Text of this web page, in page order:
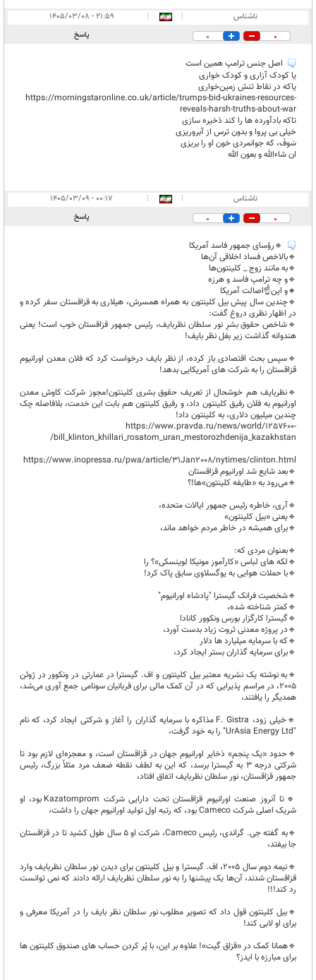
ناشناس |
|
۲۱:۵۹ - ۱۴۰۵/۰۳/۰۸
0
0 پاسخ
اصل جنس ترامپ همین است
یا کودک آزاری و کودک خواری
یاکه در نقاط تنش زمین‌خواری
https://morningstaronline.co.uk/article/trumps-bid-ukraines-resources-
reveals-harsh-truths-about-war
تاکه بادآورده ها را کند ذخیره سازی
خیلی بی پروا و بدون ترس از آبروریزی
سَوفَ، که جوانمردی خون او را بریزی
ان شاءالله و بعون الله
ناشناس |
|
۰۰:۱۷ - ۱۴۰۵/۰۳/۰۹
0
0 پاسخ
🔹️رؤسای جمهور فاسد آمریکا
🔹️بالاخص فساد اخلاقی آن‌ها
🔹️به مانند زوج _ کلینتون‌ها
🔹️و چه ترامپ فاسد و هرزه
🔸️و این☝️اصالت آمریکا
🔹️چندین سال پیش بیل کلینتون به همراه همسرش، هیلاری به قزاقستان سفر کرده و
در اظهار نظری دروغ گفت:
🔹️شاخص حقوق بشرِ نور سلطان نظربایف، رئیس جمهور قزاقستان خوب است! یعنی
هندوانه گذاشت زیر بغل نظر بایف!
🔹️سپس بحث اقتصادی باز کرده، از نظر بایف درخواست کرد که فلان معدن اورانیوم
قزاقستان را به شرکت های آمریکایی بدهد!
🔹️نظربایف هم خوشحال از تعریف حقوق بشری کلینتون!مجوز شرکت کاوش معدن
اورانیوم به فلان رفیق کلینتون داد، و رفیق کلینتون هم بابت این خدمت، بلافاصله چک
چندین میلیون دلاری، به کلینتون داد!
https://www.pravda.ru/news/world/1257600-
bill_klinton_khillari_rosatom_uran_mestorozhdenija_kazakhstan/
https://www.inopressa.ru/pwa/article/31Jan2008/nytimes/clinton.html
🔹️بعد شایع شد اورانیوم قزاقستان
🔹️می‌رود به «طایفه کلینتون»ها!؟
🔹️آری، خاطره رئیس جمهور ایالات متحده،
🔹️یعنی «بیل کلینتون»
🔹️برای همیشه در خاطر مردم خواهد ماند،
🔹️بعنوان مردی که:
🔹️لکه های لباس «کارآموز مونیکا لوینسکی»؟ را
🔹️با حملات هوایی به یوگسلاوی سابق پاک کرد!
🔹️شخصیت فرانک گیسترا "پادشاه اورانیوم"
🔹️کمتر شناخته شده،
🔹️گیسترا کارگزار بورس ونکوور کانادا
🔹️در پروژه معدنی ثروت زیاد بدست آورد،
🔹️که با سرمایه میلیارد ها دلار
🔹️برای سرمایه گذاران بستر ایجاد کرد،
🔹️به نوشته یک نشریه معتبر بیل کلینتون و اف. گیسترا در عمارتی در ونکوور در ژوئن
2005، در مراسم پذیرایی که در آن کمک مالی برای قربانیان سونامی جمع آوری می‌شد،
همدیگر را یافتند،
🔹️خیلی زود، F. Gistra مذاکره با سرمایه گذاران را آغاز و شرکتی ایجاد کرد، که نام
"UrAsia Energy Ltd" را به خود گرفت،
🔹️حدود «یک پنجم» ذخایر اورانیوم جهان در قزاقستان است، و معجزه‌ای لازم بود تا
شرکتی درجه ۳ به گیسترا برسد، که این به لطف نقطه ضعف مرد مثلاً بزرگ، رئیس
جمهور قزاقستان، نور سلطان نظربایف اتفاق افتاد،
🔹️تا آنروز صنعت اورانیوم قزاقستان تحت‌ دارایی شرکت Kazatomprom بود، او
شریک اصلی شرکت Cameco بود، که رتبه اول تولید اورانیوم جهان را داشت،
🔹️به گفته جی. گراندی، رئیس Cameco، شرکت او ۵ سال طول کشید تا در قزاقستان
جا بیفتد،
🔹️نیمه دوم سال 2005، اف. گیسترا و بیل کلینتون برای دیدن نور سلطان نظربایف وارد
قزاقستان شدند، آن‌ها یک پیشنها را به نور سلطان نظربایف ارائه دادند که نمی توانست
رد کند!!!
🔹️بیل کلینتون قول داد که تصویر مطلوب نور سلطان نظر بایف را در آمریکا معرفی و
برای او لابی کند!
🔹️همانا کمک در «قزاق گیت»! علاوه بر این، با پُر کردن حساب های صندوق کلینتون ها
برای مبارزه با ایدز؟